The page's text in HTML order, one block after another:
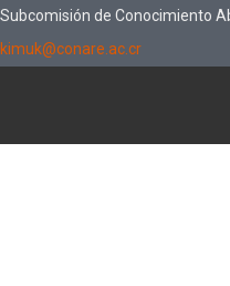
Subcomisión de Conocimiento
kimuk@conare.ac.cr